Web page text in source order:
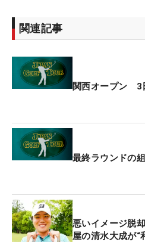
関連記事
関西オープン 3
最終ラウンドの
悪いイメージ脱
屋の清水大成が“